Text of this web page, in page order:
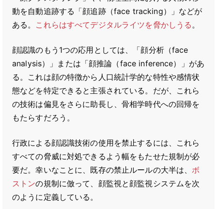
動を自動追跡する「顔追跡（face tracking）」などが
ある。 これらはすべてデジタルライツを脅かしうる。
顔認識のもう1つの応用としては、「顔分析（face
analysis）」または「顔推論（face inference）」があ
る。これは顔の特徴から人口統計学的な特性や感情状
態などを特定できると主張されている。だが、これら
の技術は偏見をさらに助長し、骨相学時代への回帰を
もたらすだろう。
行政による顔認識技術の使用を禁止するには、これら
すべての脅威に対処できるよう幅をもたせた規制が必
要だ。幸いなことに、既存の禁止ルールの大半は、ボ
ストンの規制に倣って、顔監視と顔監視システムを次
のように定義している。